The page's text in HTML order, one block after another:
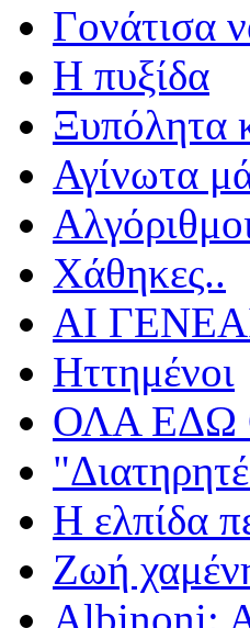
Γονάτισα
Η πυξίδα
Ξυπόλητα
Αγίνωτα
Χάθηκες..
ΑΙ
Ηττημένοι
ΟΛΑ
Η ελπίδα
Ζωή
Albinoni: